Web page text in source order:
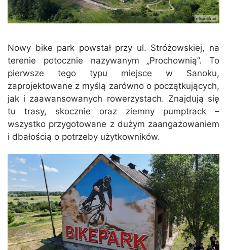
Nowy bike park powstał przy ul. Stróżowskiej, na
terenie potocznie nazywanym „Prochownią”. To
pierwsze tego typu miejsce w Sanoku,
zaprojektowane z myślą zarówno o początkujących,
jak i zaawansowanych rowerzystach. Znajdują się
tu trasy, skocznie oraz ziemny pumptrack –
wszystko przygotowane z dużym zaangażowaniem
i dbałością o potrzeby użytkowników.